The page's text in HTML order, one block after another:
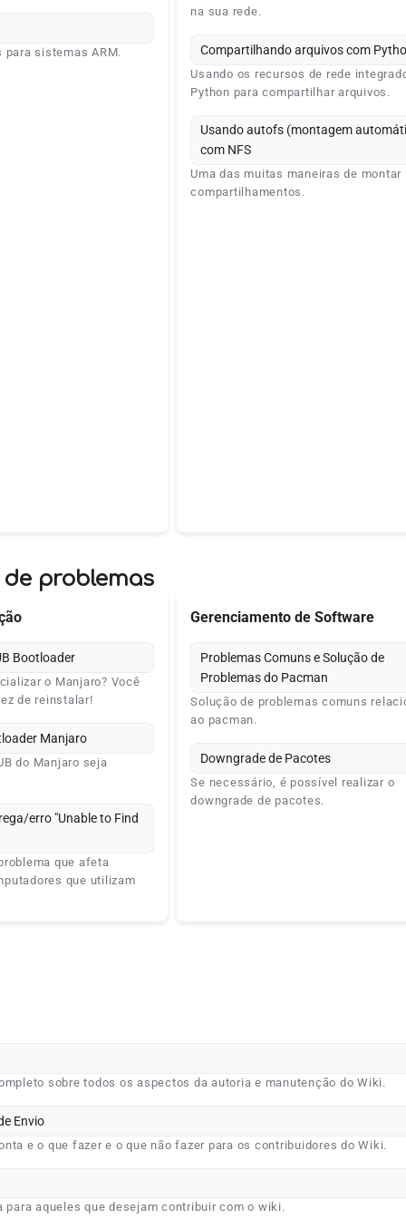
sistemas ARM.
na sua rede.
Compartilhando arquivos com
Usando os recursos de rede
Python para compartilhar arquivos.
Usando autofs (montagem
com NFS
Uma das muitas maneiras de montar
compartilhamentos.
problemas
Bootloader
o Manjaro? Você
de reinstalar!
Manjaro
do Manjaro seja
erro "Unable to Find
que afeta
que utilizam
Gerenciamento de Software
Problemas Comuns e Solução de
Problemas do Pacman
Solução de problemas comuns
ao pacman.
Downgrade de Pacotes
Se necessário, é possível realizar o
downgrade de pacotes.
sobre todos os aspectos da autoria e manutenção do Wiki.
Envio
e o que fazer e o que não fazer para os contribuidores do Wiki.
para aqueles que desejam contribuir com o wiki.